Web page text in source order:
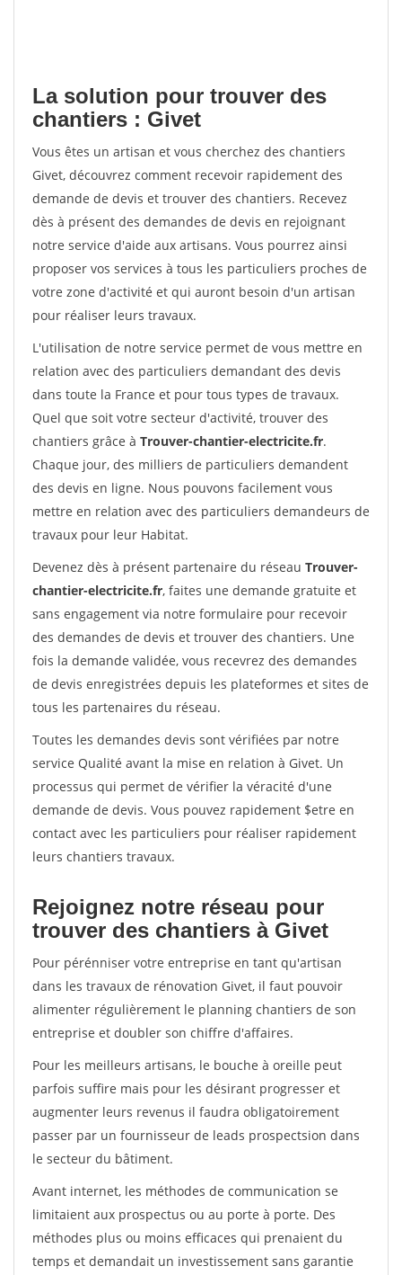
La solution pour trouver des
chantiers : Givet
Vous êtes un artisan et vous cherchez des chantiers
Givet, découvrez comment recevoir rapidement des
demande de devis et trouver des chantiers. Recevez
dès à présent des demandes de devis en rejoignant
notre service d'aide aux artisans. Vous pourrez ainsi
proposer vos services à tous les particuliers proches de
votre zone d'activité et qui auront besoin d'un artisan
pour réaliser leurs travaux.
L'utilisation de notre service permet de vous mettre en
relation avec des particuliers demandant des devis
dans toute la France et pour tous types de travaux.
Quel que soit votre secteur d'activité, trouver des
chantiers grâce à Trouver-chantier-electricite.fr.
Chaque jour, des milliers de particuliers demandent
des devis en ligne. Nous pouvons facilement vous
mettre en relation avec des particuliers demandeurs de
travaux pour leur Habitat.
Devenez dès à présent partenaire du réseau Trouver-
chantier-electricite.fr, faites une demande gratuite et
sans engagement via notre formulaire pour recevoir
des demandes de devis et trouver des chantiers. Une
fois la demande validée, vous recevrez des demandes
de devis enregistrées depuis les plateformes et sites de
tous les partenaires du réseau.
Toutes les demandes devis sont vérifiées par notre
service Qualité avant la mise en relation à Givet. Un
processus qui permet de vérifier la véracité d'une
demande de devis. Vous pouvez rapidement $etre en
contact avec les particuliers pour réaliser rapidement
leurs chantiers travaux.
Rejoignez notre réseau pour
trouver des chantiers à Givet
Pour pérénniser votre entreprise en tant qu'artisan
dans les travaux de rénovation Givet, il faut pouvoir
alimenter régulièrement le planning chantiers de son
entreprise et doubler son chiffre d'affaires.
Pour les meilleurs artisans, le bouche à oreille peut
parfois suffire mais pour les désirant progresser et
augmenter leurs revenus il faudra obligatoirement
passer par un fournisseur de leads prospectsion dans
le secteur du bâtiment.
Avant internet, les méthodes de communication se
limitaient aux prospectus ou au porte à porte. Des
méthodes plus ou moins efficaces qui prenaient du
temps et demandait un investissement sans garantie